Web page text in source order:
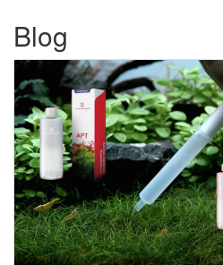
Blog